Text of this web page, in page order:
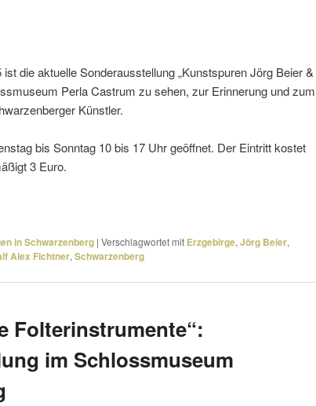
die aktu­elle Sonderausstellung „Kunstspuren Jörg Beier &
Perla Castrum zu sehen, zur Erinnerung und zum
Künstler.
bis Sonntag 10 bis 17 Uhr geöffnet. Der Eintritt kostet
3 Euro.
in Schwarzenberg | Verschlagwortet mit Erzgebirge, Jörg Beier,
Alex Fichtner, Schwarzenberg
Folterinstrumente“:
im Schlossmuseum